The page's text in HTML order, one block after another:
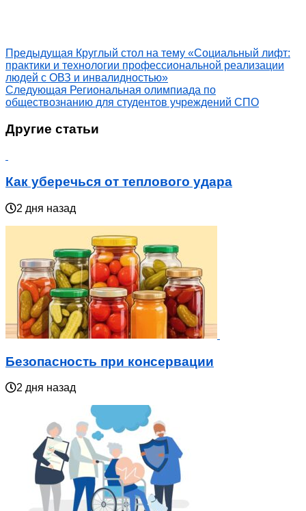
Предыдущая Круглый стол на тему «Социальный лифт:
практики и технологии профессиональной реализации
людей с ОВЗ и инвалидностью»
Следующая Региональная олимпиада по
обществознанию для студентов учреждений СПО
Другие статьи
Как уберечься от теплового удара
2 дня назад
Безопасность при консервации
2 дня назад